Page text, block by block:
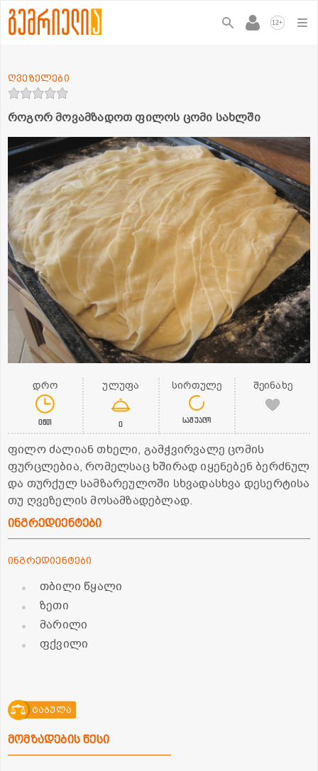
12+
როგორ მოვამზადოთ ფილოს ცომი სახლში
ღვეზელები
დრო
0წთ
ულუფა
0
სირთულე
საშუალო
შეინახე
ფილო ძალიან თხელი, გამჭვირვალე ცომის
ფურცლებია, რომელსაც ხშირად იყენებენ ბერძნულ
და თურქულ სამზარეულოში სხვადასხვა დესერტისა
თუ ღვეზელის მოსამზადებლად.
ინგრედიენტები
ინგრედიენტები
თბილი წყალი
ზეთი
მარილი
ფქვილი
ტაბულა
მომზადების წესი